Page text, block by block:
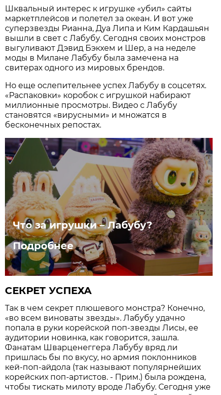
Шквальный интерес к игрушке «убил» сайты
маркетплейсов и полетел за океан. И вот уже
суперзвезды Рианна, Дуа Липа и Ким Кардашьян
вышли в свет с Лабубу. Сегодня своих монстров
выгуливают Дэвид Бэкхем и Шер, а на неделе
моды в Милане Лабубу была замечена на
свитерах одного из мировых брендов.
Но еще ослепительнее успех Лабубу в соцсетях.
«Распаковки» коробок с игрушкой набирают
миллионные просмотры. Видео с Лабубу
становятся «вирусными» и множатся в
бесконечных репостах.
Что за игрушки – Лабубу?
Подробнее
СЕКРЕТ УСПЕХА
Так в чем секрет плюшевого монстра? Конечно,
«во всем виноваты звезды». Лабубу удачно
попала в руки корейской поп-звезды Лисы, ее
аудитории новинка, как говорится, зашла.
Фанатам Шварценеггера Лабубу вряд ли
пришлась бы по вкусу, но армия поклонников
кей-поп-айдола (так называют популярнейших
корейских поп-артистов. - Прим.) была рождена,
чтобы тискать милоту вроде Лабубу. Сегодня уже